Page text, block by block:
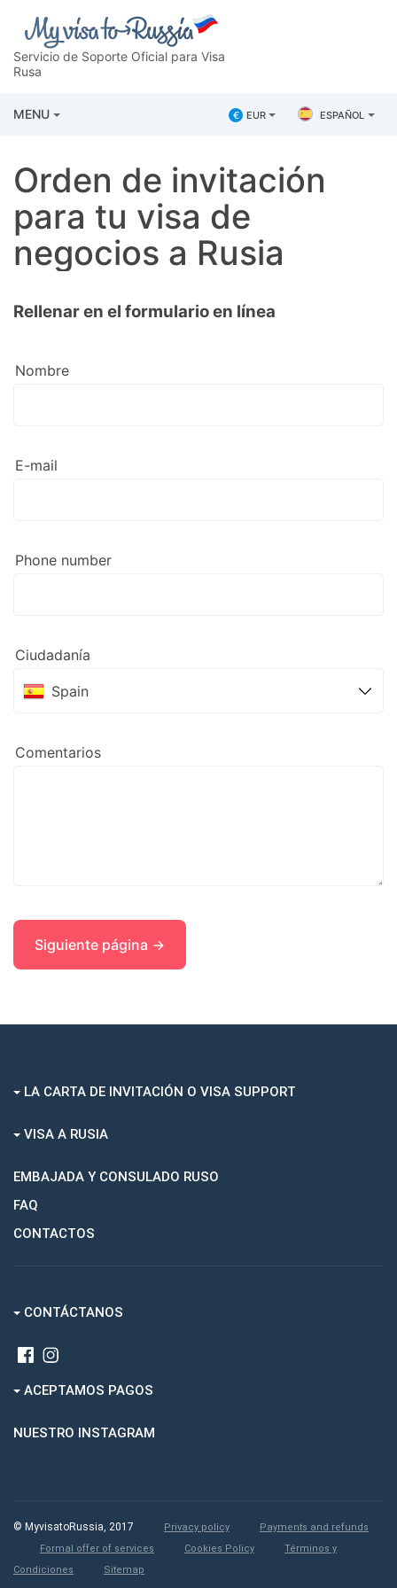
MENU € EUR ESPAÑOL
Servicio de Soporte Oficial para Visa
Rusa
Orden de invitación
para tu visa de
negocios a Rusia
Rellenar en el formulario en línea
Nombre
E-mail
Phone number
Ciudadanía
Spain
Comentarios
LA CARTA DE INVITACIÓN O VISA SUPPORT
VISA A RUSIA
EMBAJADA Y CONSULADO RUSO
FAQ
CONTACTOS
CONTÁCTANOS
ACEPTAMOS PAGOS
NUESTRO INSTAGRAM
© MyvisatoRussia, 2017 Privacy policy
Payments and refunds
Formal offer of services
Cookies Policy
Términos y
Condiciones
Sitemap